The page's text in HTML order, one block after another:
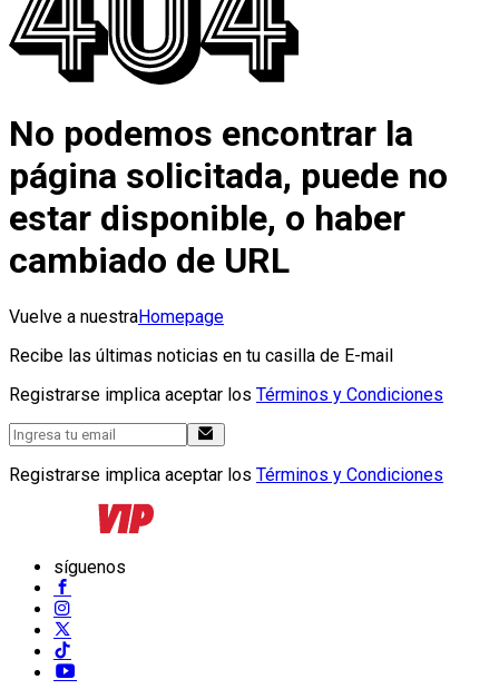
No podemos encontrar la
página solicitada, puede no
estar disponible, o haber
cambiado de URL
Vuelve a nuestraHomepage
Recibe las últimas noticias en tu casilla de E-mail
Registrarse implica aceptar los Términos y Condiciones
Registrarse implica aceptar los Términos y Condiciones
síguenos